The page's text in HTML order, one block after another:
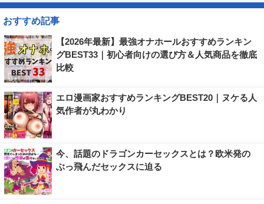
おすすめ記事
【2026年最新】最強オナホールおすすめランキン
グBEST33｜初心者向けの選び方＆人気商品を徹底
比較
エロ漫画家おすすめランキングBEST20｜ヌケる人
気作者が丸わかり
今、話題のドラゴンカーセックスとは？欧米発の
ぶっ飛んだセックスに迫る